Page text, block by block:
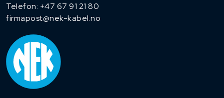
Telefon: +47 67 91 21 80
firmapost@nek-kabel.no